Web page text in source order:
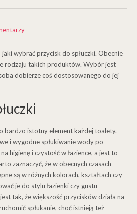
wybrać przycisk do spłuczki. Obecnie
rodzaju takich produktów. Wybór jest
dobierze coś dostosowanego do jej
bardzo istotny element każdej toalety.
i wygodne spłukiwanie wody po
higienę i czystość w łazience, a jest to
zaznaczyć, że w obecnych czasach
są w różnych kolorach, kształtach czy
je do stylu łazienki czy gustu
tak, że większość przycisków działa na
spłukanie, choć istnieją też